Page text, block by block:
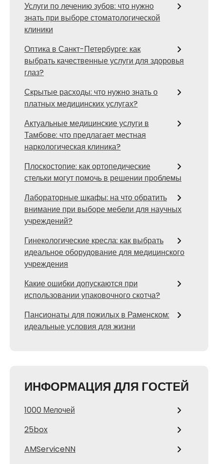
Услуги по лечению зубов: что нужно
знать при выборе стоматологической
клиники
Оптика в Санкт-Петербурге: как
выбрать качественные услуги для здоровья
глаз?
Скрытые расходы: что нужно знать о
платных медицинских услугах?
Актуальные медицинские услуги в
Тамбове: что предлагает местная
наркологическая клиника?
Плоскостопие: как ортопедические
стельки могут помочь в решении проблемы
Лабораторные шкафы: на что обратить
внимание при выборе мебели для научных
учреждений?
Гинекологические кресла: как выбрать
идеальное оборудование для медицинского
учреждения
Какие ошибки допускаются при
использовании упаковочного скотча?
Пансионаты для пожилых в Раменском:
идеальные условия для жизни
ИНФОРМАЦИЯ ДЛЯ ГОСТЕЙ
1000 Мелочей
25box
AMServiceNN